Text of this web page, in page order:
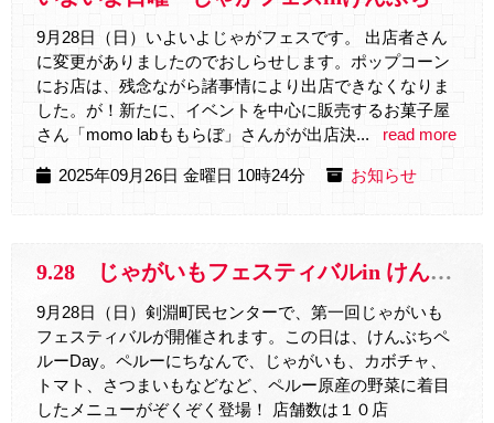
9月28日（日）いよいよじゃがフェスです。 出店者さん
に変更がありましたのでおしらせします。ポップコーン
にお店は、残念ながら諸事情により出店できなくなりま
した。が！新たに、イベントを中心に販売するお菓子屋
さん「momo labももらぼ」さんがが出店決...
read more
2025年09月26日 金曜日 10時24分 お知らせ
9.28 じゃがいもフェスティバルin けんぶち
9月28日（日）剣淵町民センターで、第一回じゃがいも
フェスティバルが開催されます。この日は、けんぶちペ
ルーDay。ペルーにちなんで、じゃがいも、カボチャ、
トマト、さつまいもなどなど、ペルー原産の野菜に着目
したメニューがぞくぞく登場！ 店舗数は１０店